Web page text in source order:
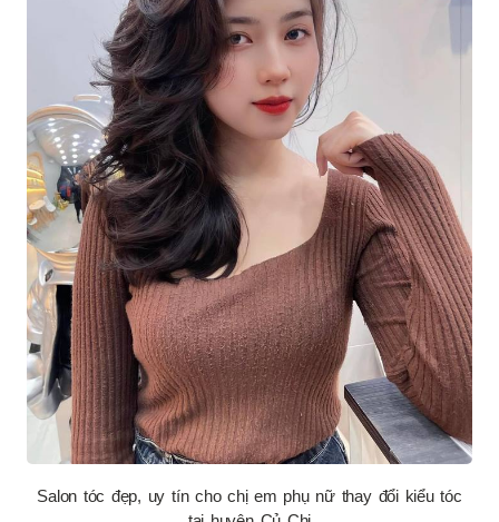
Salon tóc đẹp, uy tín cho chị em phụ nữ thay đổi kiểu tóc